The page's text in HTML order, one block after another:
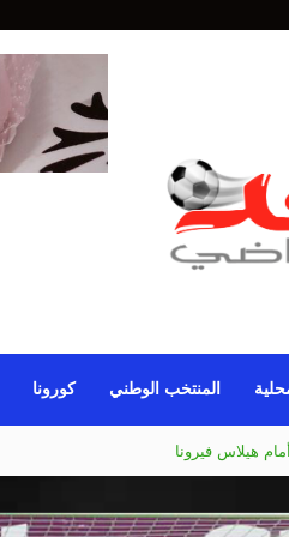
المنتخب الوطني كورونا
منذ 38 عاما